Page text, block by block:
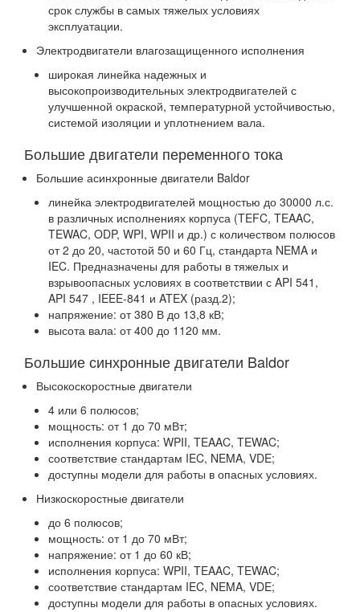
срок службы в самых тяжелых условиях
эксплуатации.
Электродвигатели влагозащищенного исполнения
широкая линейка надежных и
высокопроизводительных электродвигателей с
улучшенной окраской, температурной устойчивостью,
системой изоляции и уплотнением вала.
Большие двигатели переменного тока
Большие асинхронные двигатели Baldor
линейка электродвигателей мощностью до 30000 л.с.
в различных исполнениях корпуса (TEFC, TEAAC,
TEWAC, ODP, WPI, WPII и др.) с количеством полюсов
от 2 до 20, частотой 50 и 60 Гц, стандарта NEMA и
IEC. Предназначены для работы в тяжелых и
взрывоопасных условиях в соответствии с API 541,
API 547 , IEEE-841 и ATEX (разд.2);
напряжение: от 380 В до 13,8 кВ;
высота вала: от 400 до 1120 мм.
Большие синхронные двигатели Baldor
Высокоскоростные двигатели
4 или 6 полюсов;
мощность: от 1 до 70 мВт;
исполнения корпуса: WPII, TEAAC, TEWAC;
соответствие стандартам IEC, NEMA, VDE;
доступны модели для работы в опасных условиях.
Низкоскоростные двигатели
до 6 полюсов;
мощность: от 1 до 70 мВт;
напряжение: от 1 до 60 кВ;
исполнения корпуса: WPII, TEAAC, TEWAC;
соответствие стандартам IEC, NEMA, VDE;
доступны модели для работы в опасных условиях.